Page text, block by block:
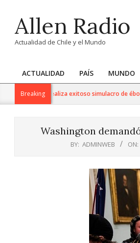
contentAllen Radio
Actualidad de Chile y el Mundo
Primary
Navigation
ACTUALIDAD PAÍS MUNDO
Breaking
Fricke realiza exitoso simulacro de ébola
Washington
BY: ADMINWEB ON: